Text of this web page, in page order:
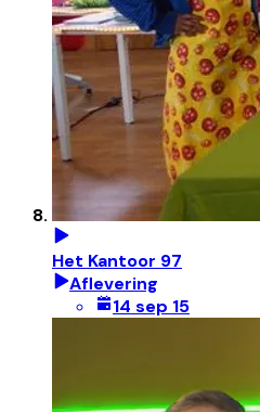
Het Kantoor 97
Aflevering
14 sep 15